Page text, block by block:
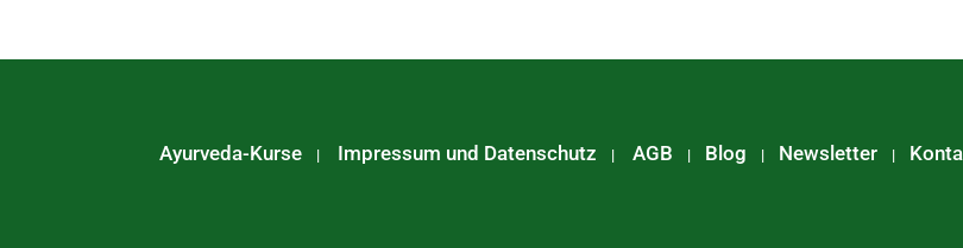
Ayurveda-Kurse | Impressum und Datenschutz |AGB | Blog | Newsletter |